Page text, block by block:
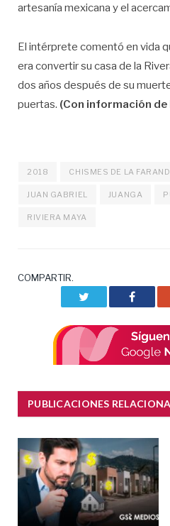
artesanía mexicana y el
El intérprete comentó en vida
era convertir su casa de la
dos años después de su
puertas. (Con información
2018 CHISMES DE LA
JUAN GABRIEL JUANGA
RIVIERA MAYA
COMPARTIR.
PUBLICACIONES